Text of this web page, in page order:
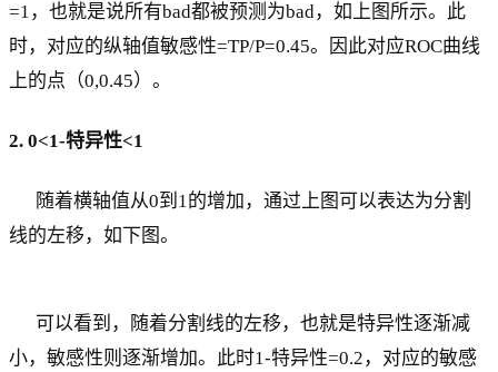
=1，也就是说所有bad都被预测为bad，如上图所示。此
时，对应的纵轴值敏感性=TP/P=0.45。因此对应ROC曲线
上的点（0,0.45）。
2. 0<1-特异性<1
随着横轴值从0到1的增加，通过上图可以表达为分割
线的左移，如下图。
可以看到，随着分割线的左移，也就是特异性逐渐减
小，敏感性则逐渐增加。此时1-特异性=0.2，对应的敏感